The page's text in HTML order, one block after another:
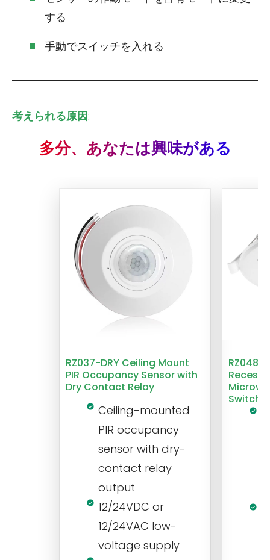
する
手動でスイッチを入れる
考えられる原因:
多分、あなたは興味がある
RZ037-DRY Ceiling Mount
PIR Occupancy Sensor with
Dry Contact Relay
Ceiling-mounted
PIR occupancy
sensor with dry-
contact relay
output
12/24VDC or
12/24VAC low-
voltage supply
RZ048
Switch